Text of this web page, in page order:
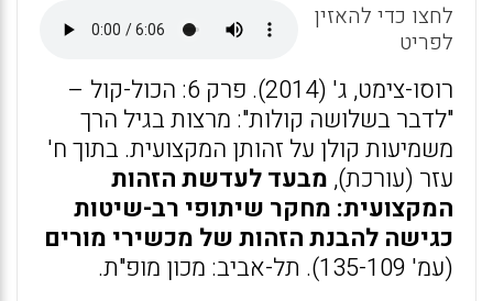
A
p
p
o
o
k
לחצו כדי להאזין
לפריט
רוסו-צימט, ג' (2014). פרק 6: הכול-קול –
"לדבר בשלושה קולות": מרצות בגיל הרך
משמיעות קולן על זהותן המקצועית. בתוך ח'
עזר (עורכת), מבעד לעדשת הזהות
המקצועית: מחקר שיתופי רב-שיטות
כגישה להבנת הזהות של מכשירי מורים
(עמ' 135-109). תל-אביב: מכון מופ"ת.